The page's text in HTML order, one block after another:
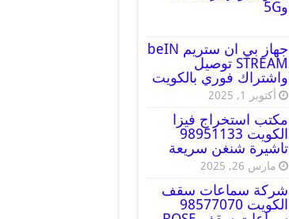
و5G
جهاز بي ان ستريم beIN
STREAM توصيل
واشتراك فوري بالكويت
أكتوبر 1, 2025
مكتب استخراج فيزا
الكويت 98951133
تاشيرة شنغن سريعة
مارس 26, 2025
شركة سماعات سقف
الكويت 98577070